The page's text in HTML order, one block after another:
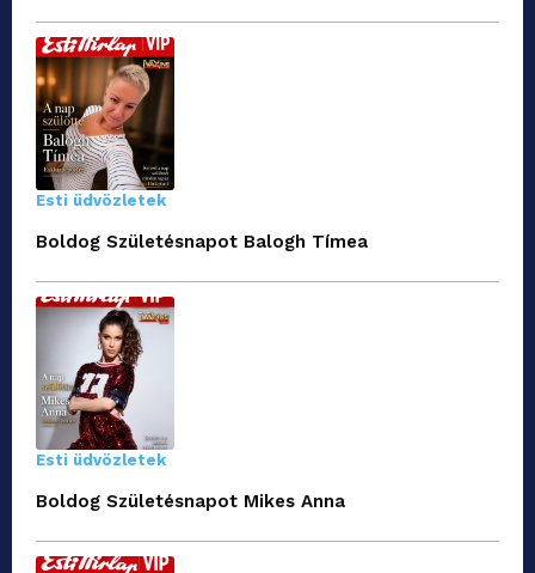
Esti üdvözletek
Boldog Születésnapot Balogh Tímea
Esti üdvözletek
Boldog Születésnapot Mikes Anna